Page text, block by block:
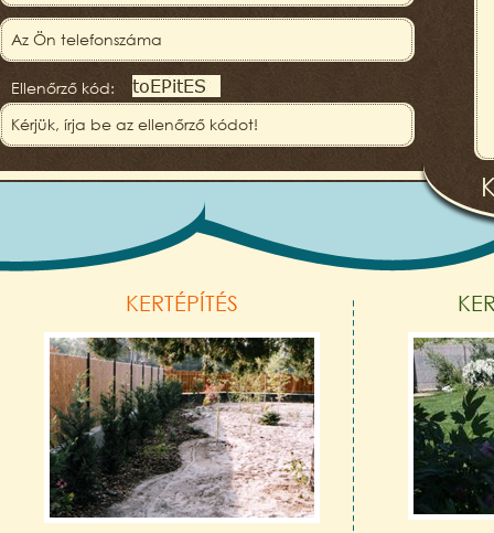
Ellenőrző kód:
KERTÉPÍTÉS